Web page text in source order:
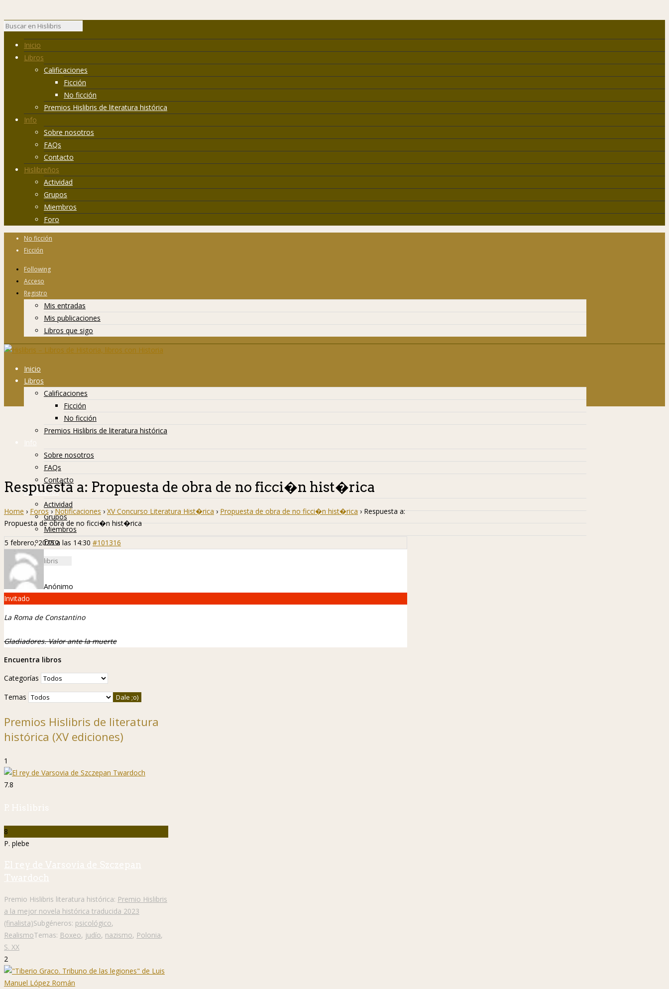
Inicio
Libros
Calificaciones
Ficción
No ficción
Premios Hislibris de literatura histórica
Info
Sobre nosotros
FAQs
Contacto
Hislibreños
Actividad
Grupos
Miembros
Foro
No ficción
Ficción
Following
Acceso
Registro
Mis entradas
Mis publicaciones
Libros que sigo
Inicio
Libros
Calificaciones
Ficción
No ficción
Premios Hislibris de literatura histórica
Info
Sobre nosotros
FAQs
Contacto
Hislibreños
Actividad
Grupos
Miembros
Foro
Respuesta a: Propuesta de obra de no ficci�n hist�rica
Home › Foros › Notificaciones › XV Concurso Literatura Hist�rica › Propuesta de obra de no ficci�n hist�rica › Respuesta a:
Propuesta de obra de no ficci�n hist�rica
5 febrero, 2025 a las 14:30 #101316
Anónimo
Invitado
La Roma de Constantino
Gladiadores. Valor ante la muerte
Encuentra libros
Categorías
Temas
Premios Hislibris de literatura
histórica (XV ediciones)
1
7.8
P. Hislibris
8
P. plebe
El rey de Varsovia de Szczepan
Twardoch
Premio Hislibris literatura histórica: Premio Hislibris
a la mejor novela histórica traducida 2023
(finalista)Subgéneros: psicológico,
RealismoTemas: Boxeo, judío, nazismo, Polonia,
S. XX
2